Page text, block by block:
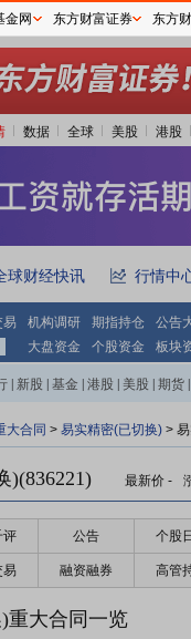
数据 全球 美股 港股
球财经快讯 行情中
易 机构调研 期指持仓
公告
大盘资金 个股资金 板块
新股 基金 港股 美股 期货
大合同 > 易实精密(已切换) >
)(836221) 最新价 -
评 公告 个股
易 融资融券 高管
重大合同一览
金网 东方财富证券 东方